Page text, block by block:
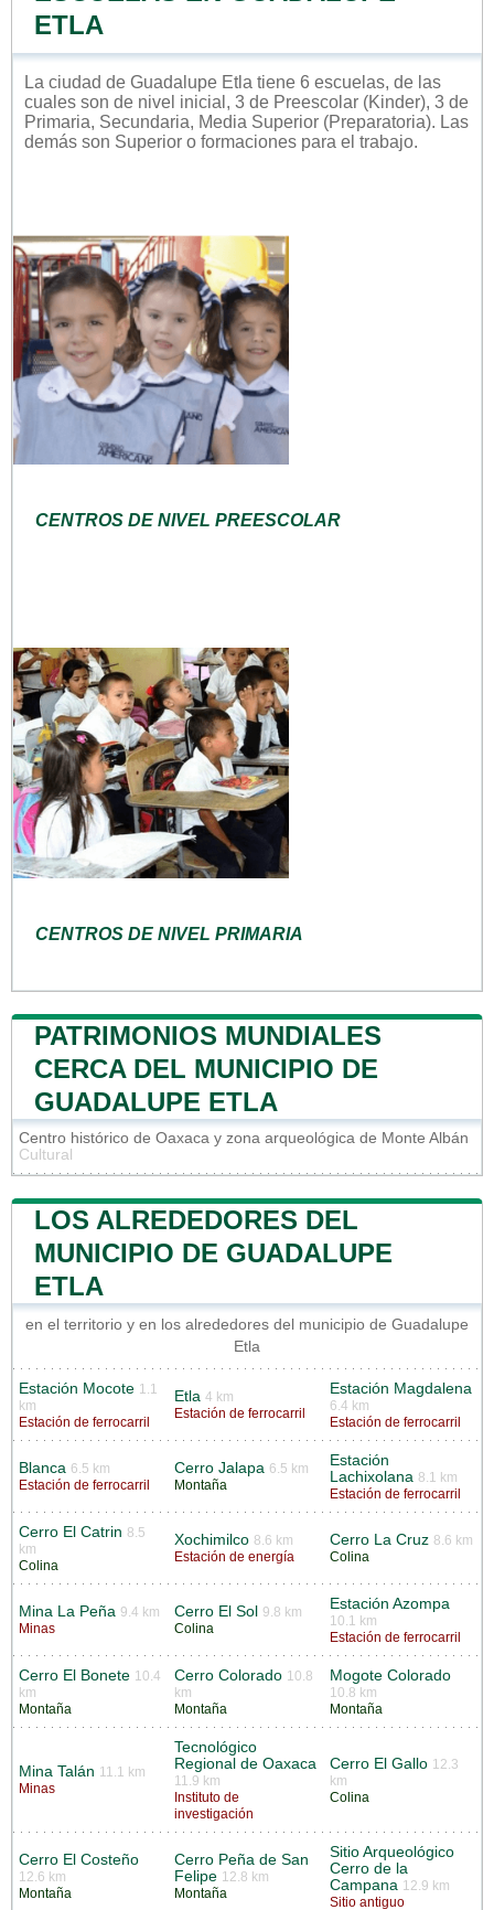
ETLA
La ciudad de Guadalupe Etla tiene 6 escuelas, de las
cuales son de nivel inicial, 3 de Preescolar (Kinder), 3 de
Primaria, Secundaria, Media Superior (Preparatoria). Las
demás son Superior o formaciones para el trabajo.
CENTROS DE NIVEL PREESCOLAR
CENTROS DE NIVEL PRIMARIA
PATRIMONIOS MUNDIALES
CERCA DEL MUNICIPIO DE
GUADALUPE ETLA
Centro histórico de Oaxaca y zona arqueológica de Monte Albán
Cultural
LOS ALREDEDORES DEL
MUNICIPIO DE GUADALUPE
ETLA
en el territorio y en los alrededores del municipio de Guadalupe
Etla
Estación Mocote 1.1
km
Estación de ferrocarril
Etla 4 km
Estación de ferrocarril
Estación Magdalena
6.4 km
Estación de ferrocarril
Blanca 6.5 km
Estación de ferrocarril
Cerro Jalapa 6.5 km
Montaña
Estación
Lachixolana 8.1 km
Estación de ferrocarril
Cerro El Catrin 8.5
km
Colina
Xochimilco 8.6 km
Estación de energía
Cerro La Cruz 8.6 km
Colina
Mina La Peña 9.4 km
Minas
Cerro El Sol
9.8 km
Colina
Estación Azompa
10.1 km
Estación de ferrocarril
Cerro El Bonete 10.4
km
Montaña
Cerro Colorado 10.8
km
Montaña
Mogote Colorado
10.8 km
Montaña
Mina Talán 11.1 km
Minas
Tecnológico
Regional de Oaxaca
11.9 km
Instituto de
investigación
Cerro El Gallo 12.3
km
Colina
Cerro El Costeño
12.6 km
Montaña
Cerro Peña de San
Felipe 12.8 km
Montaña
Sitio Arqueológico
Cerro de la
Campana 12.9 km
Sitio antiguo